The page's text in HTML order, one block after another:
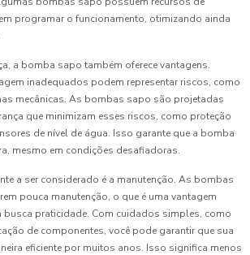
programar o funcionamento, otimizando ainda
a bomba sapo também oferece vantagens.
inadequados podem representar riscos, como
mecânicas. As bombas sapo são projetadas
que minimizam esses riscos, como proteção
de nível de água. Isso garante que a bomba
mesmo em condições desafiadoras.
a ser considerado é a manutenção. As bombas
pouca manutenção, o que é uma vantagem
busca praticidade. Com cuidados simples, como
de componentes, você pode garantir que sua
eficiente por muitos anos. Isso significa menos